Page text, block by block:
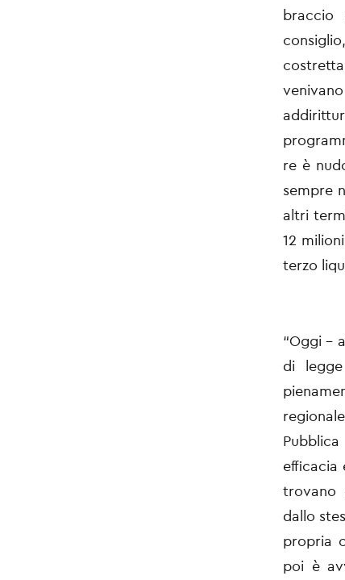
braccio
re è
sempre
altri
12
terzo
“Oggi -
di
efficacia
trovano
dallo
propria
poi è